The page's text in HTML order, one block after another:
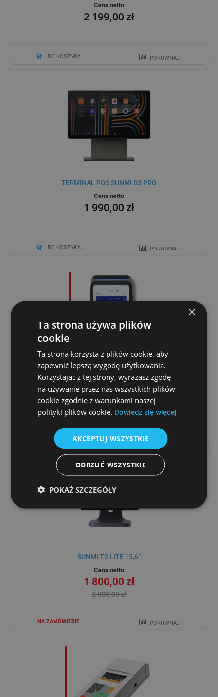
Cena netto
2 199,00 zł
DO KOSZYKA PORÓWNAJ
TERMINAL POS SUNMI D3 PRO
Cena netto
1 990,00 zł
DO KOSZYKA PORÓWNAJ
KASOTERMINAL POSNET POSPAY2 ONLINE
Cena netto
1 899,00 zł
DO KOSZYKA PORÓWNAJ
SUNMI T2 LITE 15,6’’
Cena netto
1 800,00 zł
2 000,00 zł
NA ZAMÓWIENIE PORÓWNAJ
×
Ta strona używa plików
cookie
Ta strona korzysta z plików cookie, aby
zapewnić lepszą wygodę użytkowania.
Korzystając z tej strony, wyrażasz zgodę
na używanie przez nas wszystkich plików
cookie zgodnie z warunkami naszej
polityki plików cookie. Dowiedz się więcej
AKCEPTUJ WSZYSTKIE
ODRZUĆ WSZYSTKIE
POKAŻ SZCZEGÓŁY